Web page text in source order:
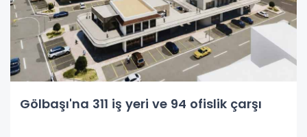
Gölbaşı'na 311 iş yeri ve 94 ofislik çarşı